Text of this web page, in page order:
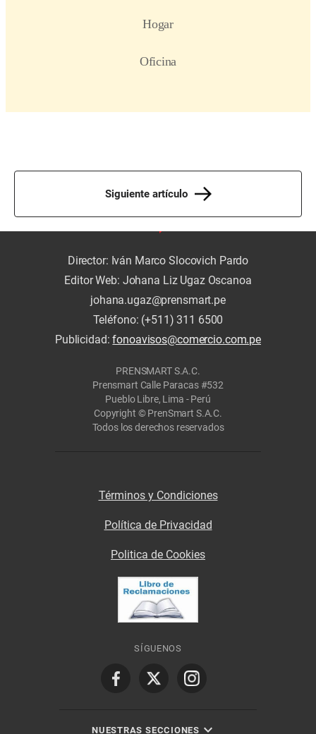
Siguiente artículo
Director: Iván Marco Slocovich Pardo
Editor Web: Johana Liz Ugaz Oscanoa
johana.ugaz@prensmart.pe
Teléfono: (+511) 311 6500
Publicidad:fonoavisos@comercio.com.pe
PRENSMART S.A.C.
Prensmart Calle Paracas #532
Pueblo Libre, Lima - Perú
Copyright © PrenSmart S.A.C.
Todos los derechos reservados
Términos y Condiciones
Política de Privacidad
Politica de Cookies
SÍGUENOS
NUESTRAS SECCIONES